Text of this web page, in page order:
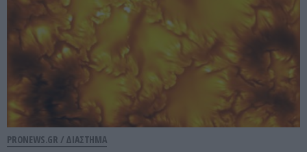
PRONEWS.GR / ΔΙΑΣΤΗΜΑ